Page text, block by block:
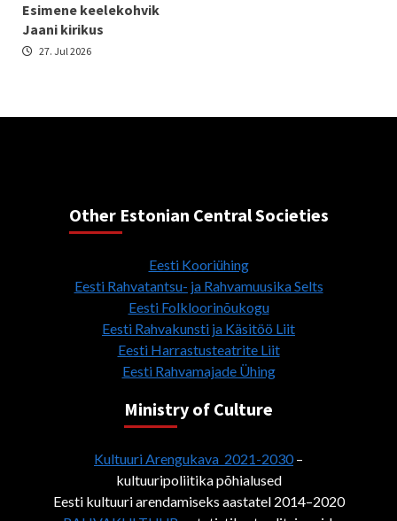
Esimene keelekohvik
Jaani kirikus
27. Jul 2026
Other Estonian Central Societies
Eesti Kooriühing
Eesti Rahvatantsu- ja Rahvamuusika Selts
Eesti Folkloorinõukogu
Eesti Rahvakunsti ja Käsitöö Liit
Eesti Harrastusteatrite Liit
Eesti Rahvamajade Ühing
Ministry of Culture
Kultuuri Arengukava 2021-2030–
kultuuripoliitika põhialused
Eesti kultuuri arendamiseks aastatel 2014–2020